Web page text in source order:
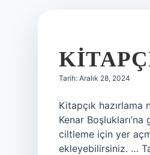
Tarih: Aralık 28, 2024
Kitapçık hazırlama
Kenar
ciltleme için yer
ekleyebilirsiniz. …